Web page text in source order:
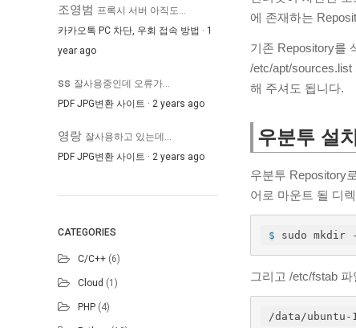
조영범 프록시 서버 아직도...
카카오톡 PC 차단, 우회 접속 방법 · 1
year ago
ss 잘사용중인데 오류가...
PDF JPG변환 사이트 · 2 years ago
영랑 잘사용하고 있는데...
PDF JPG변환 사이트 · 2 years ago
CATEGORIES
C/C++ (6)
Cloud (1)
PHP (4)
에 존재하는
기존 Repository를
/etc/apt/
해 주셔도 됩니다.
우분투 설
우분투 Repository
어로 마운트 될 디
$ sudo mkdir
그리고 /etc/fstab
/data/